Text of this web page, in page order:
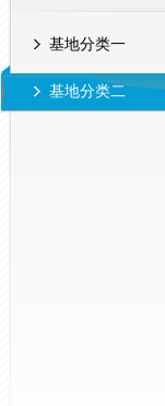
基地分类一
基地分类二